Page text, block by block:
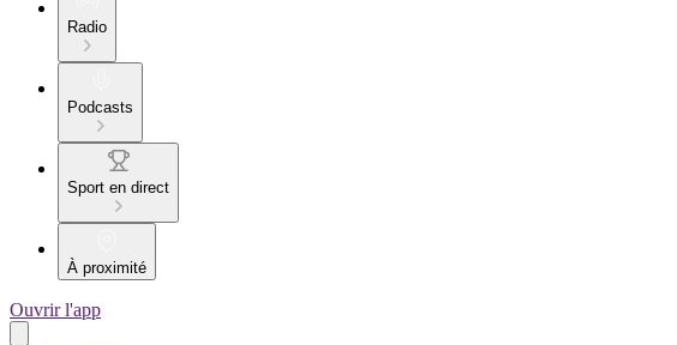
Radio
Podcasts
Sport en direct
À proximité
Ouvrir l'app